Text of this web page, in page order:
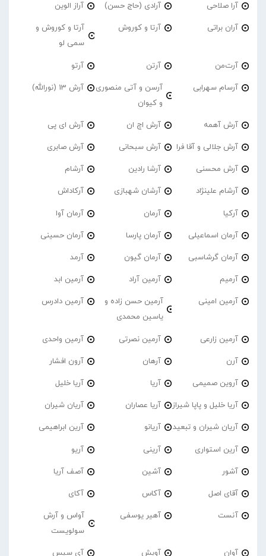
آرا صلاحی آرادی (حاج حسن) آراز الوین
آران براتی آرتا و کوروش
آرتا و کوروش و
سمی لو
آرت‌من آرتن آرتو
آرسام سهرابی
آرسن و آتی منصوری
و کیوان
آرش 13 (نورالله)
آرش آهمه آرش اچ ان آرش ای پی
آرش جلالی و آقا فرا آرش سبحانی آرش صابری
آرش محسنی آرشا رادین آرشام
آرشام علینژاد آرشان شهبازی آرکاداش
آرکیا آرمان آرمان آوا
آرمان اسماعیلی آرمان پارسا آرمان حسینی
آرمان گرشاسبی آرمان گیون آرمد
آرمیم آرمین آراد آرمین ابد
آرمین امینی
آرمین حسن زاده و
یاسین محمدی
آرمین دادرس
آرمین زارعی آرمین نصرتی آرمین واحدی
آرن آرهان آرون افشار
آروین صمیمی آریا آریا خلیل
آریا خلیل و پاپا شیراز آریا عصاران آریان شیران
آریان شیران و تبعید آریانو آرین ابراهیمی
آرین استواری آرینی آریو
آشور آشین آصف آریا
آقای اصل آکاس آکای
آنست آهیر یوسفی
آواس و آرش
سولویست
آوان آویش آی سیس